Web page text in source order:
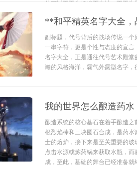
你可以不再为饥饿而奔波，不再为
**和平精英名字大全
副标题，代号背后的战场传说一
一串字符，更是个性与态度的宣
名字大全，正是通往代号艺术殿
瀚的风格海洋，霸气外露型名字，
我的世界怎么酿造药
酿造系统的核心基石在着手酿造
根烈焰棒和三块圆石合成，是药
士的熔炉，接下来是至关重要的
点击水源或炼药锅来获取水瓶，
成，至此，基础的舞台已经准备